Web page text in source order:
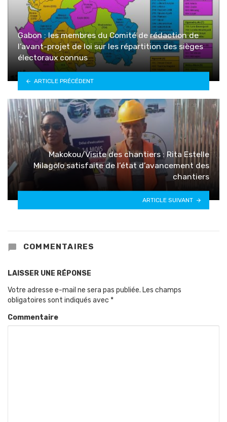
Gabon : les membres du Comité de rédaction de
l’avant-projet de loi sur les répartition des sièges
électoraux connus
ARTICLE PRÉCÉDENT
Makokou/Visite des chantiers : Rita Estelle
Milagolo satisfaite de l’état d’avancement des
chantiers
ARTICLE SUIVANT
COMMENTAIRES
LAISSER UNE RÉPONSE
Votre adresse e-mail ne sera pas publiée. Les champs
obligatoires sont indiqués avec *
Commentaire